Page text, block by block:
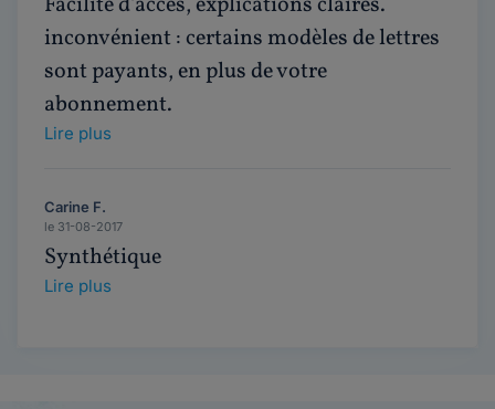
inconvénient : certains modèles de lettres
sont payants, en plus de votre
abonnement.
Lire plus
Carine F.
le 31-08-2017
Synthétique
Lire plus